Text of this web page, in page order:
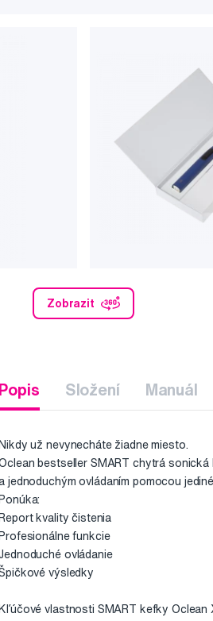
Zobrazit
Popis Složení Manuál
Nikdy už nevynecháte žiadne miesto.
bestseller SMART chytrá
jednoduchým ovládaním pomocou
Ponúka:
Report kvality čistenia
Profesionálne funkcie
ovládanie
výsledky
Kľúčové vlastnosti SMART kefky Oclean